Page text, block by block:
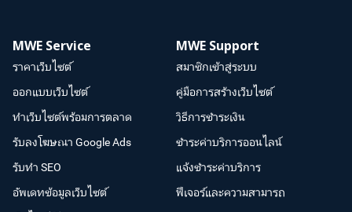
MWE Service
ราคาเว็บไซต์
ออกแบบเว็บไซต์
ทำเว็บไซต์พร้อมการตลาด
รับลงโฆษณา Google Ads
รับทำ SEO
อัพเดทข้อมูลเว็บไซต์
MWE Support
สมาชิกเข้าสู่ระบบ
คู่มือการสร้างเว็บไซต์
วิธีการชำระเงิน
ชำระค่าบริการออนไลน์
แจ้งชำระค่าบริการ
ฟีเจอร์และความสามารถ